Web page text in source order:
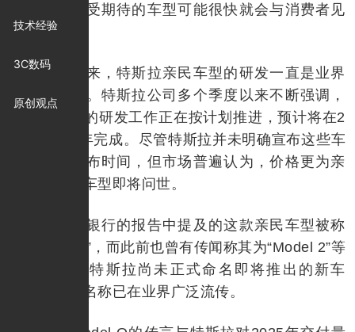
技术经验
3C数码
原创观点
露，这款备受期待的车型可能很快就会与消费者见
面。
长期以来，特斯拉亲民车型的研发一直是业界
的热门话题。特斯拉公司多个季度以来不断强调，
其亲民车型的研发工作正在按计划推进，预计将在2
025年上半年完成。尽管特斯拉并未明确宣布这些车
型的具体发布时间，但市场普遍认为，价格更为亲
民的特斯拉车型即将问世。
德意志银行的报告中提及的这款亲民车型被称
为“Model Q”，而此前也曾有传闻称其为“Model 2”等
名字。尽管特斯拉尚未正式命名即将推出的新车
型，但这些名称已在业界广泛流传。